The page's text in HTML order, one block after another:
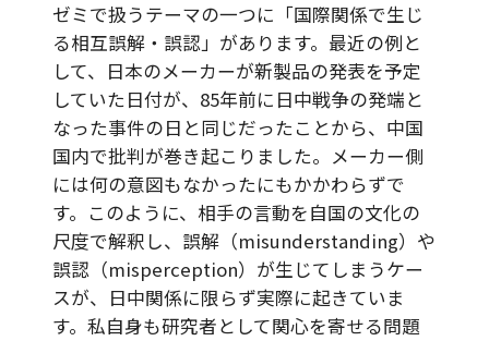
ゼミで扱うテーマの一つに「国際関係で生じ
る相互誤解・誤認」があります。最近の例と
して、日本のメーカーが新製品の発表を予定
していた日付が、85年前に日中戦争の発端と
なった事件の日と同じだったことから、中国
国内で批判が巻き起こりました。メーカー側
には何の意図もなかったにもかかわらずで
す。このように、相手の言動を自国の文化の
尺度で解釈し、誤解（misunderstanding）や
誤認（misperception）が生じてしまうケー
スが、日中関係に限らず実際に起きていま
す。私自身も研究者として関心を寄せる問題